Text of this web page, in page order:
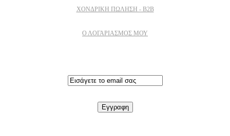
ΧΟΝΔΡΙΚΉ ΠΏΛΗΣΗ - B2B
Ο ΛΟΓΑΡΙΑΣΜΟΣ ΜΟΥ